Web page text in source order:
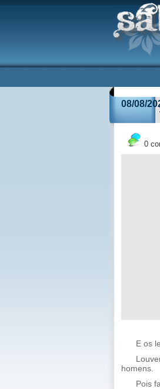
08/08/
0
E os
homens.
Pois